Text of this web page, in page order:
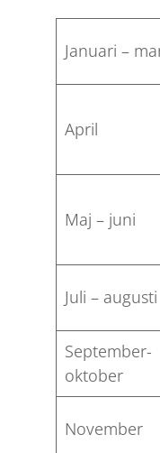
Januari –
April
Maj – juni
Juli – augusti
September-
oktober
November